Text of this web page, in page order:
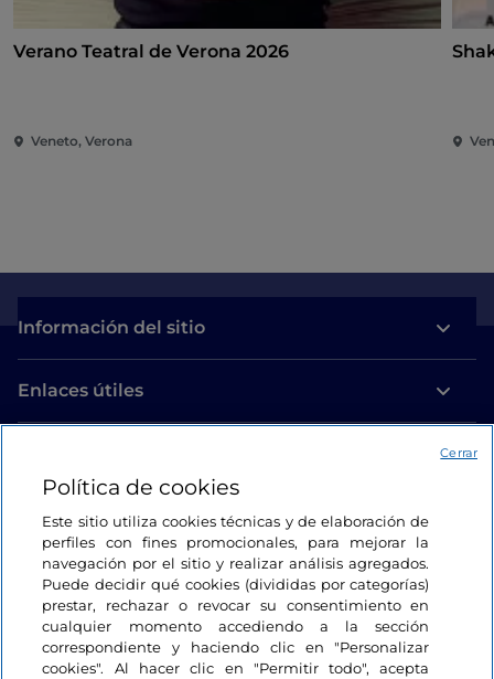
Verano Teatral de Verona 2026
Veneto, Verona
Información del sitio
Enlaces útiles
Estamos en contacto
Política de cookies
Este sitio utiliza cookies técnicas y de elaboración de
perfiles con fines promocionales, para mejorar la
navegación por el sitio y realizar análisis agregados.
Puede decidir qué cookies (divididas por categorías)
prestar, rechazar o revocar su consentimiento en
cualquier momento accediendo a la sección
correspondiente y haciendo clic en "Personalizar
cookies". Al hacer clic en "Permitir todo", acepta
Cerrar